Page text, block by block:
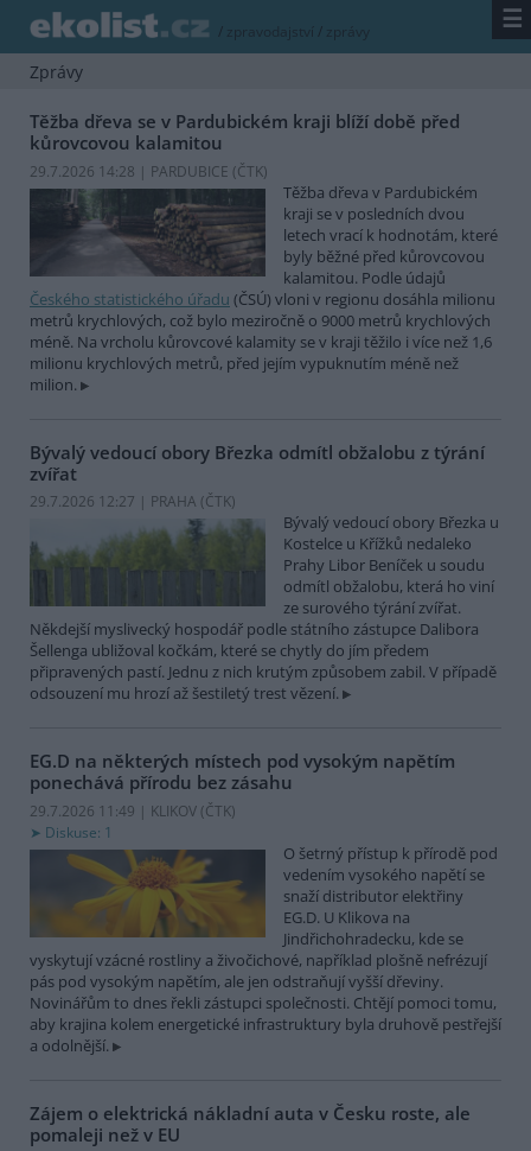
/ zpravodajství / zprávy ☰
Zprávy
Těžba dřeva se v Pardubickém kraji blíží době před
kůrovcovou kalamitou
29.7.2026 14:28 | PARDUBICE (ČTK)
Těžba dřeva v Pardubickém
kraji se v posledních dvou
letech vrací k hodnotám, které
byly běžné před kůrovcovou
kalamitou. Podle údajů
Českého statistického úřadu (ČSÚ) vloni v regionu dosáhla milionu
metrů krychlových, což bylo meziročně o 9000 metrů krychlových
méně. Na vrcholu kůrovcové kalamity se v kraji těžilo i více než 1,6
milionu krychlových metrů, před jejím vypuknutím méně než
milion.
Bývalý vedoucí obory Březka odmítl obžalobu z týrání
zvířat
29.7.2026 12:27 | PRAHA (ČTK)
Bývalý vedoucí obory Březka u
Kostelce u Křížků nedaleko
Prahy Libor Beníček u soudu
odmítl obžalobu, která ho viní
ze surového týrání zvířat.
Někdejší myslivecký hospodář podle státního zástupce Dalibora
Šellenga ubližoval kočkám, které se chytly do jím předem
připravených pastí. Jednu z nich krutým způsobem zabil. V případě
odsouzení mu hrozí až šestiletý trest vězení.
EG.D na některých místech pod vysokým napětím
ponechává přírodu bez zásahu
29.7.2026 11:49 | KLIKOV (ČTK)
Diskuse: 1
O šetrný přístup k přírodě pod
vedením vysokého napětí se
snaží distributor elektřiny
EG.D. U Klikova na
Jindřichohradecku, kde se
vyskytují vzácné rostliny a živočichové, například plošně nefrézují
pás pod vysokým napětím, ale jen odstraňují vyšší dřeviny.
Novinářům to dnes řekli zástupci společnosti. Chtějí pomoci tomu,
aby krajina kolem energetické infrastruktury byla druhově pestřejší
a odolnější.
Zájem o elektrická nákladní auta v Česku roste, ale
pomaleji než v EU